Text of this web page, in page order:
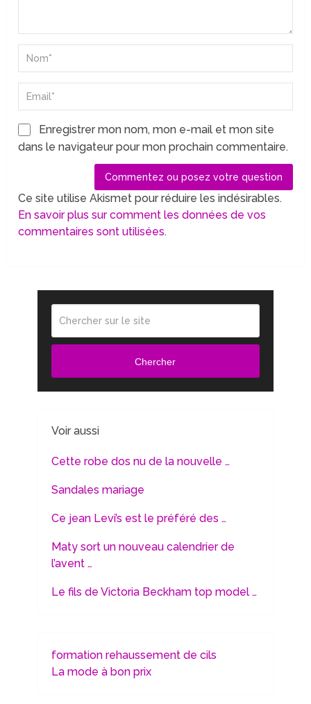
Enregistrer mon nom, mon e-mail et mon site
dans le navigateur pour mon prochain commentaire.
Ce site utilise Akismet pour réduire les indésirables.
En savoir plus sur comment les données de vos
commentaires sont utilisées.
Chercher
Voir aussi
Cette robe dos nu de la nouvelle …
Sandales mariage
Ce jean Levi’s est le préféré des …
Maty sort un nouveau calendrier de
l’avent …
Le fils de Victoria Beckham top model …
formation rehaussement de cils
La mode à bon prix